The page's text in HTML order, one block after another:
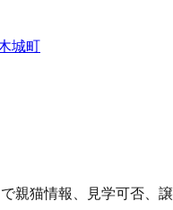
城町
猫情報、見学可否、